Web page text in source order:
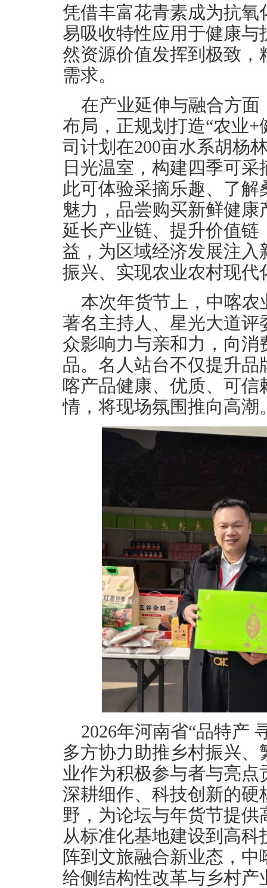
凭借丰富花青素成为抗
易吸收特性应用于健康
然资源价值发挥到极致
需求。
在产业延伸与融合方
布局，正规划打造“农业
司计划在200亩水系胡杨
日光温室，构建四季可
此可体验采摘乐趣、了
魅力，品尝购买新鲜健
延长产业链、提升价值
益，为区域经济发展注
振兴、实现农业农村现代
本次年货节上，中喀
著名主持人、星光大道
众影响力与亲和力，向
品。名人站台不仅提升
喀产品健康、优质、可
情，将现场氛围推向高潮
2026年河南省“品特产
多方协力助推乡村振兴
业作为积极参与者与亮
深耕细作、科技创新的
野，为论坛与年货节提
从标准化基地建设到高
阵到文旅融合新业态，
给侧结构性改革与乡村产